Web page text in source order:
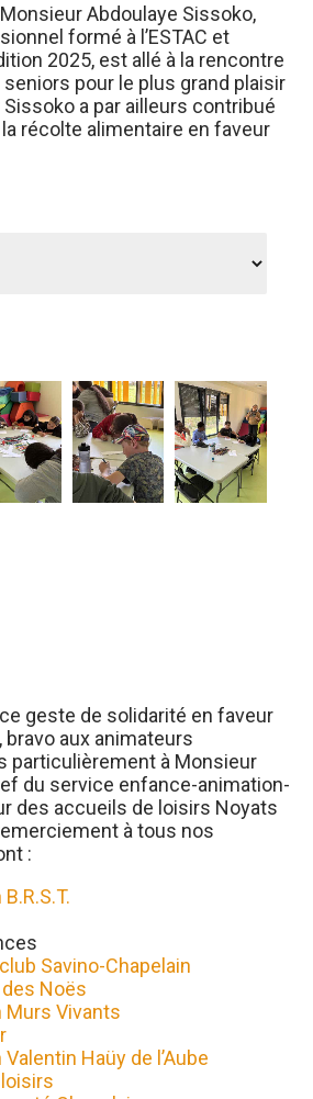
Abdoulaye Sissoko,
formé à l’ESTAC et
2025, est allé à la rencontre
pour le plus grand plaisir
a par ailleurs contribué
récolte alimentaire en faveur
geste de solidarité en faveur
aux animateurs
particulièrement à Monsieur
du service enfance-animation-
des accueils de loisirs Noyats
à tous nos
:
Savino-Chapelain
Noës
Murs Vivants
Haüy de l’Aube